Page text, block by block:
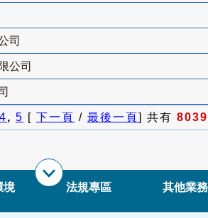
司
公司
4, 5 [ 下一頁 / 最後一頁] 共有 8039
境 法規專區 其他業務